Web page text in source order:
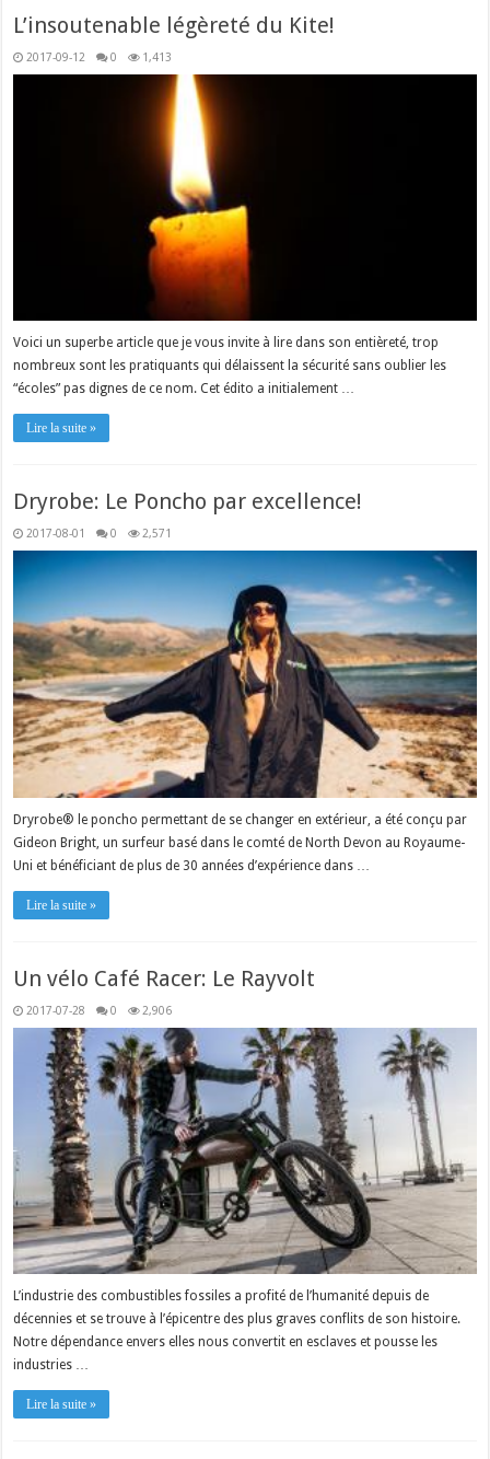
L’insoutenable légèreté du Kite!
2017-09-12 0 1,413
Voici un superbe article que je vous invite à lire dans son entièreté, trop
nombreux sont les pratiquants qui délaissent la sécurité sans oublier les
“écoles” pas dignes de ce nom. Cet édito a initialement …
Lire la suite »
Dryrobe: Le Poncho par excellence!
2017-08-01 0 2,571
Dryrobe® le poncho permettant de se changer en extérieur, a été conçu par
Gideon Bright, un surfeur basé dans le comté de North Devon au Royaume-
Uni et bénéficiant de plus de 30 années d’expérience dans …
Lire la suite »
Un vélo Café Racer: Le Rayvolt
2017-07-28 0 2,906
L’industrie des combustibles fossiles a profité de l’humanité depuis de
décennies et se trouve à l’épicentre des plus graves conflits de son histoire.
Notre dépendance envers elles nous convertit en esclaves et pousse les
industries …
Lire la suite »